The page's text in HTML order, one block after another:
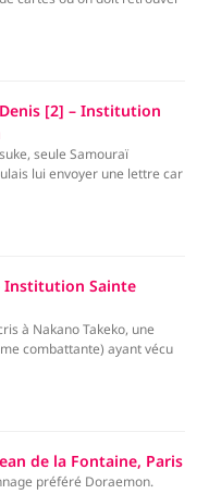
[2] – Institution
seule Samouraï
lui envoyer une lettre car
Institution Sainte
à Nakano Takeko, une
combattante) ayant vécu
de la Fontaine, Paris
préféré Doraemon.